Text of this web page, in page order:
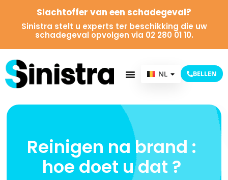
Slachtoffer van een schadegeval?
Sinistra stelt u experts ter beschikking die uw
schadegeval opvolgen via 02 280 01 10.
NL
FR BELLEN
Reinigen na brand :
hoe doet u dat ?